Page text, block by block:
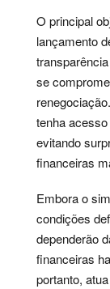
O principal
lançamento
se
tenha
evitando
financeiras
Embora o
condições
dependerão
financeiras
portanto,